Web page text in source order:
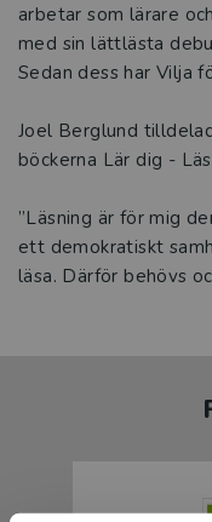
arbetar som lärare
med sin lättlästa
Sedan dess har Vilja
Joel Berglund
böckerna Lär dig -
”Läsning är för mig
ett demokratiskt
läsa. Därför behövs